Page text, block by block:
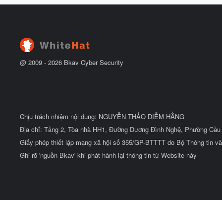
@ 2009 - 2026 Bkav Cyber Security
Chịu trách nhiệm nội dung: NGUYỄN THẢO DIỄM HẰNG
Địa chỉ: Tầng 2, Tòa nhà HH1, Đường Dương Đình Nghệ, Phường
Giấy phép thiết lập mạng xã hội số 355/GP-BTTTT do Bộ Thông tin
Ghi rõ 'nguồn Bkav' khi phát hành lại thông tin từ Website này